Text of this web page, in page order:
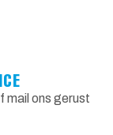
mail ons gerust